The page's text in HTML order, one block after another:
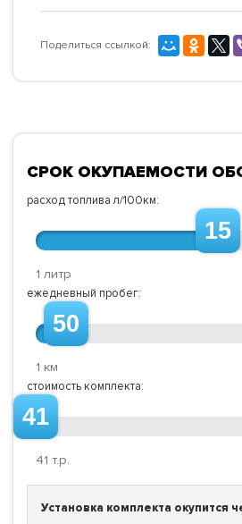
Поделиться ссылкой:
СРОК ОКУПАЕМОСТИ
расход топлива л/100км:
15
1 литр
ежедневный пробег:
50
1 км
стоимость комплекта:
41
41 т.р.
Установка комплекта окупится